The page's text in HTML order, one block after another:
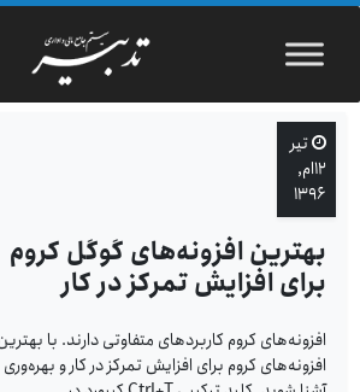
تیر
۱۲ام,
۱۳۹۶
بهترین افزونه‌های گوگل کروم
برای افزایش تمرکز در کار
افزونه‌های کروم کاربردهای متفاوتی دارند. با بهترین
افزونه‌های کروم برای افزایش تمرکز در کار و بهره‌وری